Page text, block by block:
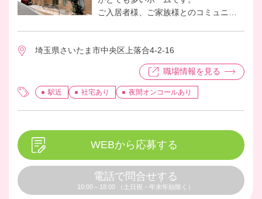
ご入居者様、ご家族様とのコミュニケ
アに入っていただく等、ホーム全体で
お客様を見させていただいておりま
す。職員も明るく元気なスタッフが多
く、日々他職種で協力しながら業務を
埼玉県さいたま市中央区上落合4-2-16
職場情報を見る
駅近 社宅あり 夜間オンコールあり
WEBから応募する
電話で問合せする
10:00～18:00 （土日祝・年末年始除く）